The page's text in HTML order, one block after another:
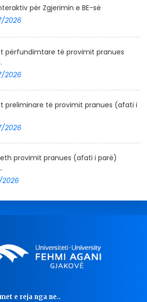
për Zgjerimin e BE-së
2026
përfundimtare të provimit pranues
2026
preliminare të provimit pranues (afati i
2026
provimit pranues (afati i parë)
2026
e reja nga ne..